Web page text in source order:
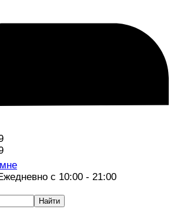
с 10:00 - 21:00
Найти